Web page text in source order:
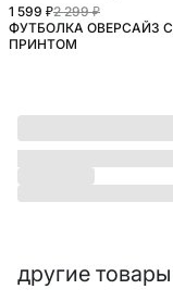
1 599 ₽2 299 ₽
ФУТБОЛКА ОВЕРСАЙЗ С
ПРИНТОМ
другие товары